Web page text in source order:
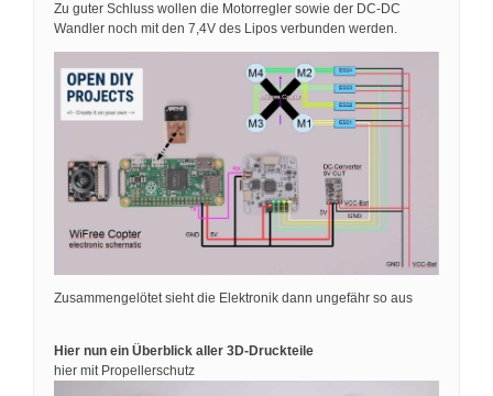
Zu guter Schluss wollen die Motorregler sowie der DC-DC
Wandler noch mit den 7,4V des Lipos verbunden werden.
Zusammengelötet sieht die Elektronik dann ungefähr so aus
Hier nun ein Überblick aller 3D-Druckteile
hier mit Propellerschutz